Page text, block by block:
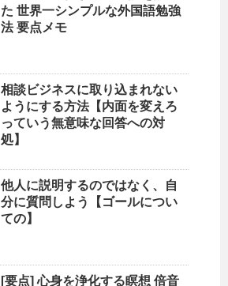
た 世界一シンプルな外国語勉強
法 要点メモ
相談ビジネスに取り込まれない
ようにする方法【内面を変えろ
っていう無意味な回答への対
処】
他人に説明するのではなく、自
分に質問しよう【ゴールについ
ての】
[要点] 心身を浄化する瞑想 倍音